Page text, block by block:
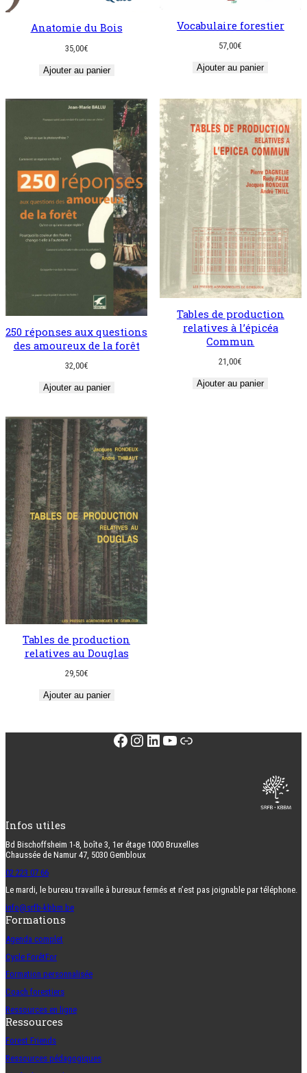
Anatomie du Bois
35,00€
Ajouter au panier
Vocabulaire forestier
57,00€
Ajouter au panier
250 réponses aux questions
des amoureux de la forêt
32,00€
Ajouter au panier
Tables de production
relatives à l’épicéa
Commun
21,00€
Ajouter au panier
Tables de production
relatives au Douglas
29,50€
Ajouter au panier
Facebook
Instagram
LinkedIn
YouTube
Lien
Infos utiles
Bd Bischoffsheim 1-8, boîte 3, 1er étage 1000 Bruxelles
Chaussée de Namur 47, 5030 Gembloux
02 223 07 66
Le mardi, le bureau travaille à bureaux fermés et n’est pas joignable par téléphone.
info@srfb-kbbm.be
Formations
Agenda complet
Cycle ForêtFor
Formation personnalisée
Coach forestiers
Ressources en ligne
Ressources
Forest Friends
Ressources pédagogiques